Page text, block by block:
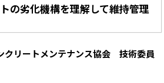
の劣化機構を理解して維持管理
クリートメンテナンス協会 技術委員